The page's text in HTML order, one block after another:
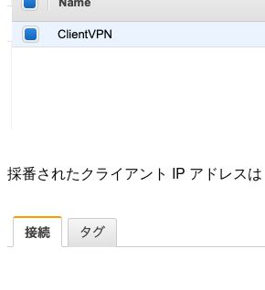
採番されたクライアント IP アドレス